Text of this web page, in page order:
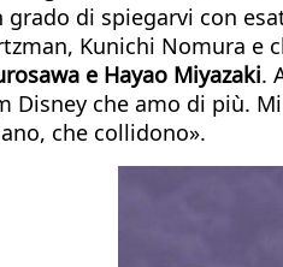
grado di spiegarvi con
Kunichi Nomura
e Hayao Miyazaki.
Disney che amo di più.
che collidono».